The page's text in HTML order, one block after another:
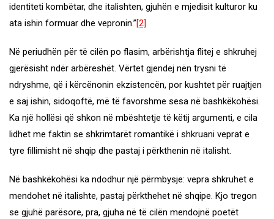
identiteti kombëtar, dhe italishten, gjuhën e mjedisit kulturor ku
ata ishin formuar dhe vepronin.”[2]
Në periudhën për të cilën po flasim, arbërishtja flitej e shkruhej
gjerësisht ndër arbëreshët. Vërtet gjendej nën trysni të
ndryshme, që i kërcënonin ekzistencën, por kushtet për ruajtjen
e saj ishin, sidoqoftë, më të favorshme sesa në bashkëkohësi.
Ka një hollësi që shkon në mbështetje të këtij argumenti, e cila
lidhet me faktin se shkrimtarët romantikë i shkruani veprat e
tyre fillimisht në shqip dhe pastaj i përkthenin në italisht.
Në bashkëkohësi ka ndodhur një përmbysje: vepra shkruhet e
mendohet në italishte, pastaj përkthehet në shqipe. Kjo tregon
se gjuhë parësore, pra, gjuha në të cilën mendojnë poetët